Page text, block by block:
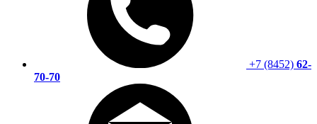
+7 (8452) 62-
70-70